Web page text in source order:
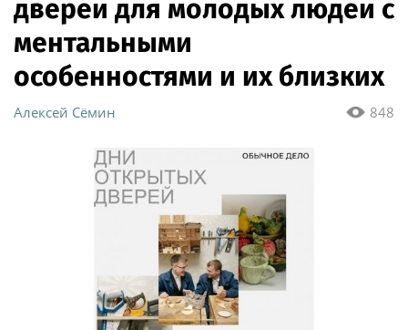
дверей для молодых людей с
ментальными
особенностями и их близких
848
Алексей Сёмин